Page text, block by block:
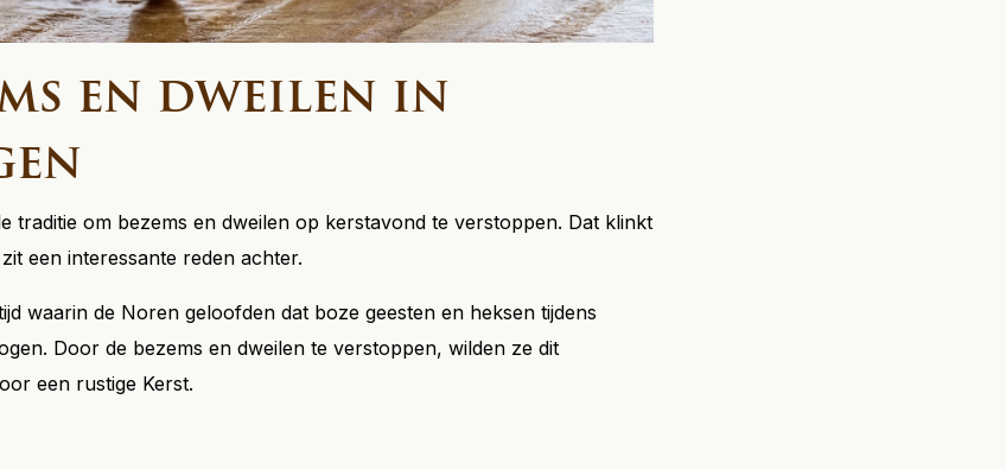
en dweilen in
traditie om bezems en dweilen op kerstavond te verstoppen. Dat klinkt
een interessante reden achter.
waarin de Noren geloofden dat boze geesten en heksen tijdens
Door de bezems en dweilen te verstoppen, wilden ze dit
een rustige Kerst.